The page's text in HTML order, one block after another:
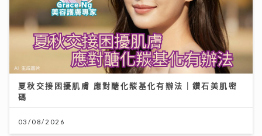
夏秋交接困擾肌膚 應對醣化羰基化有辦法｜鑽石美肌密
碼
03/08/2026